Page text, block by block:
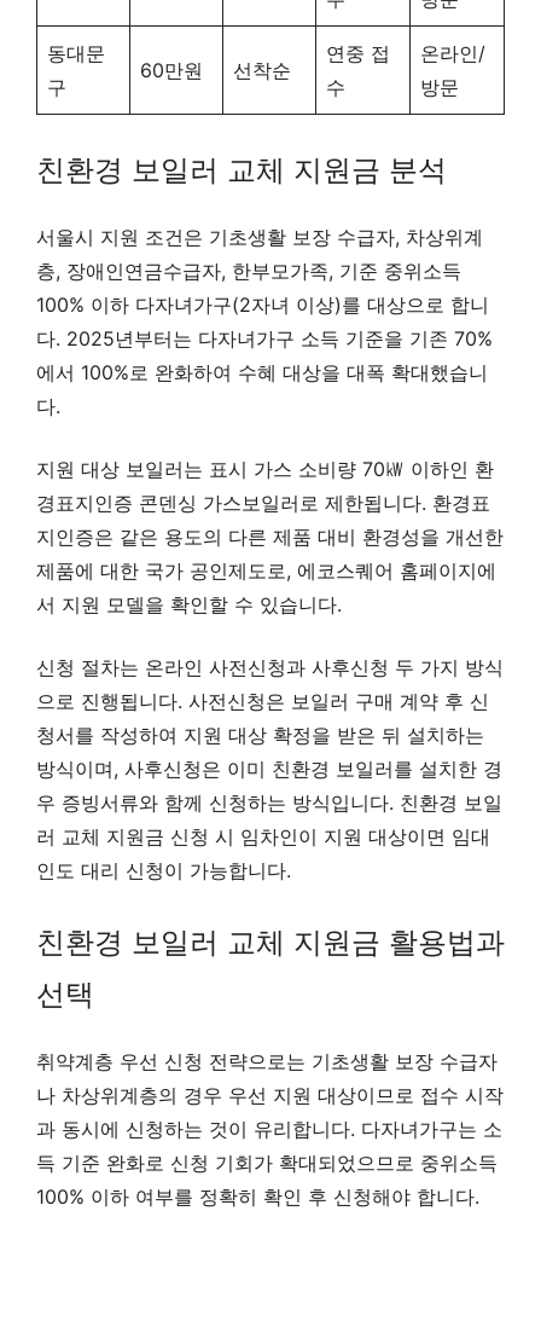
동대문
구
60만원 선착순
연중 접
수
온라인/
방문
친환경 보일러 교체 지원금 분석
서울시 지원 조건은 기초생활 보장 수급자, 차상위계
층, 장애인연금수급자, 한부모가족, 기준 중위소득
100% 이하 다자녀가구(2자녀 이상)를 대상으로 합니
다. 2025년부터는 다자녀가구 소득 기준을 기존 70%
에서 100%로 완화하여 수혜 대상을 대폭 확대했습니
다.
지원 대상 보일러는 표시 가스 소비량 70㎾ 이하인 환
경표지인증 콘덴싱 가스보일러로 제한됩니다. 환경표
지인증은 같은 용도의 다른 제품 대비 환경성을 개선한
제품에 대한 국가 공인제도로, 에코스퀘어 홈페이지에
서 지원 모델을 확인할 수 있습니다.
신청 절차는 온라인 사전신청과 사후신청 두 가지 방식
으로 진행됩니다. 사전신청은 보일러 구매 계약 후 신
청서를 작성하여 지원 대상 확정을 받은 뒤 설치하는
방식이며, 사후신청은 이미 친환경 보일러를 설치한 경
우 증빙서류와 함께 신청하는 방식입니다. 친환경 보일
러 교체 지원금 신청 시 임차인이 지원 대상이면 임대
인도 대리 신청이 가능합니다.
친환경 보일러 교체 지원금 활용법과
선택
취약계층 우선 신청 전략으로는 기초생활 보장 수급자
나 차상위계층의 경우 우선 지원 대상이므로 접수 시작
과 동시에 신청하는 것이 유리합니다. 다자녀가구는 소
득 기준 완화로 신청 기회가 확대되었으므로 중위소득
100% 이하 여부를 정확히 확인 후 신청해야 합니다.